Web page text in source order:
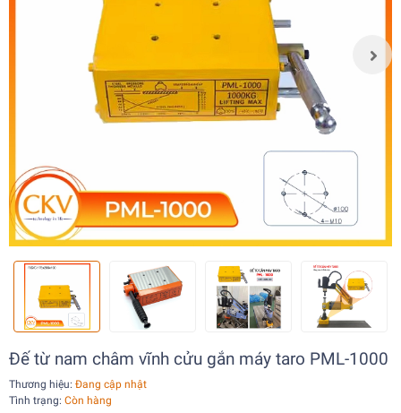
Đế từ nam châm vĩnh cửu gắn máy taro PML-1000
Thương hiệu: Đang cập nhật
Tình trạng: Còn hàng